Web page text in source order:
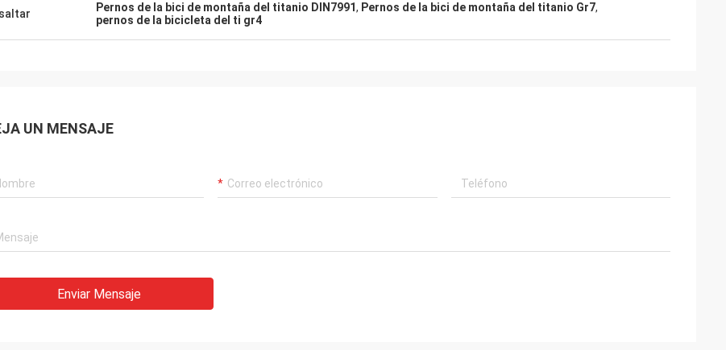
Pernos de la bici de montaña del titanio DIN7991, Pernos de la bici de montaña del titanio Gr7,
pernos de la bicicleta del ti gr4
UN MENSAJE
Enviar Mensaje